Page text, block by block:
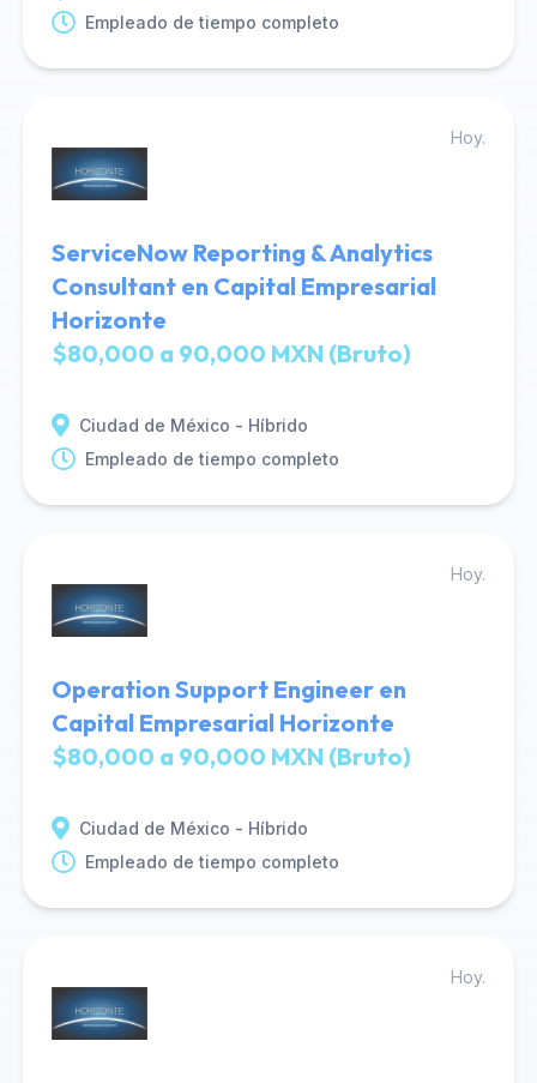
Empleado de tiempo completo
Hoy.
ServiceNow Reporting & Analytics
Consultant en Capital Empresarial
Horizonte
$80,000 a 90,000 MXN (Bruto)
Ciudad de México - Híbrido
Empleado de tiempo completo
Hoy.
Operation Support Engineer en
Capital Empresarial Horizonte
$80,000 a 90,000 MXN (Bruto)
Ciudad de México - Híbrido
Empleado de tiempo completo
Hoy.